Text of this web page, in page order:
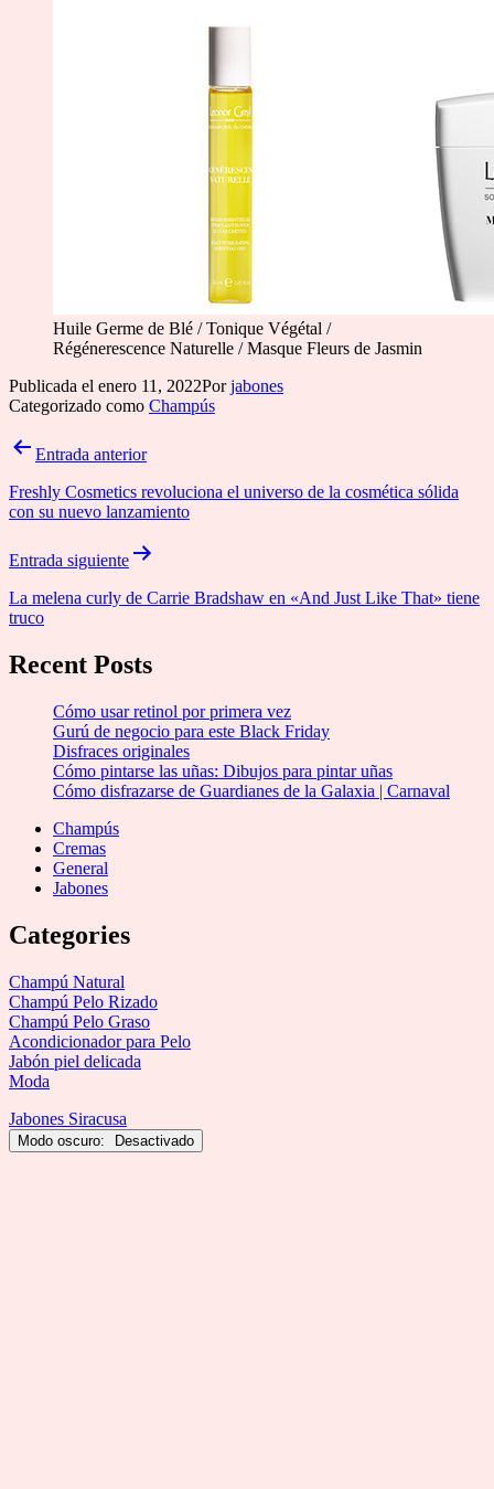
Huile Germe de Blé / Tonique Végétal /
Régénerescence Naturelle / Masque Fleurs de Jasmin
Publicada el enero 11, 2022Porjabones
Categorizado como Champús
Navegación
entradas
Entrada anterior
Freshly Cosmetics revoluciona el universo de la cosmética sólida
con su nuevo lanzamiento
Entrada siguiente
La melena curly de Carrie Bradshaw en «And Just Like That» tiene
truco
Recent Posts
Cómo usar retinol por primera vez
Gurú de negocio para este Black Friday
Disfraces originales
Cómo pintarse las uñas: Dibujos para pintar uñas
Cómo disfrazarse de Guardianes de la Galaxia | Carnaval
Champús
Cremas
General
Jabones
Categories
Champú Natural
Champú Pelo Rizado
Champú Pelo Graso
Acondicionador para Pelo
Jabón piel delicada
Moda
Jabones Siracusa
Modo oscuro: